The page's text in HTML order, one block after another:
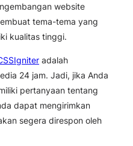
website
tema-tema yang
kualitas tinggi.
adalah
24 jam. Jadi, jika Anda
pertanyaan tentang
dapat mengirimkan
segera direspon oleh